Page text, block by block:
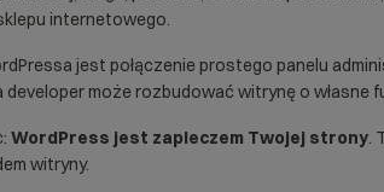
internetowego.
jest połączenie prostego panelu
developer może rozbudować witrynę o własne
WordPress jest zapleczem Twojej strony.
witryny.